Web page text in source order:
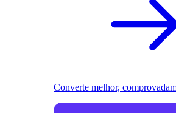
Converte melhor,